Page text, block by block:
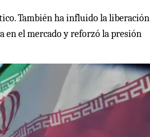
También ha influido la liberación
en el mercado y reforzó la presión